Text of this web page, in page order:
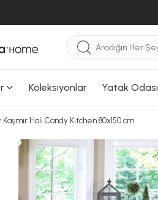
Koleksiyonlar Yatak Odası
Kaşmir Halı Candy Kitchen 80x150 cm